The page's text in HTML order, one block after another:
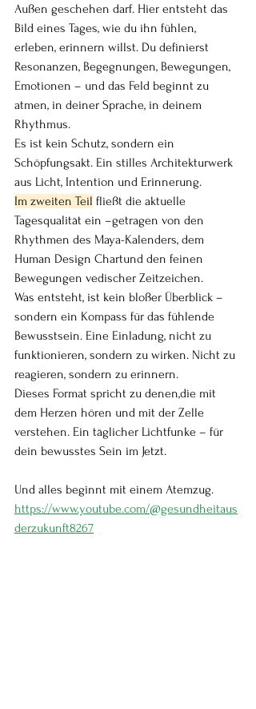
Außen geschehen darf. Hier entsteht das
Bild eines Tages, wie du ihn fühlen,
erleben, erinnern willst. Du definierst
Resonanzen, Begegnungen, Bewegungen,
Emotionen – und das Feld beginnt zu
atmen, in deiner Sprache, in deinem
Rhythmus.
Es ist kein Schutz, sondern ein
Schöpfungsakt. Ein stilles Architekturwerk
aus Licht, Intention und Erinnerung.
Im zweiten Teil fließt die aktuelle
Tagesqualität ein –getragen von den
Rhythmen des Maya-Kalenders, dem
Human Design Chartund den feinen
Bewegungen vedischer Zeitzeichen.
Was entsteht, ist kein bloßer Überblick –
sondern ein Kompass für das fühlende
Bewusstsein. Eine Einladung, nicht zu
funktionieren, sondern zu wirken. Nicht zu
reagieren, sondern zu erinnern.
Dieses Format spricht zu denen,die mit
dem Herzen hören und mit der Zelle
verstehen. Ein täglicher Lichtfunke – für
dein bewusstes Sein im Jetzt.
Und alles beginnt mit einem Atemzug.
https://www.youtube.com/@gesundheitaus
derzukunft8267